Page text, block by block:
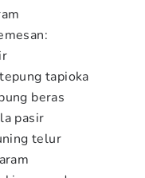
tapioka
beras
pasir
telur